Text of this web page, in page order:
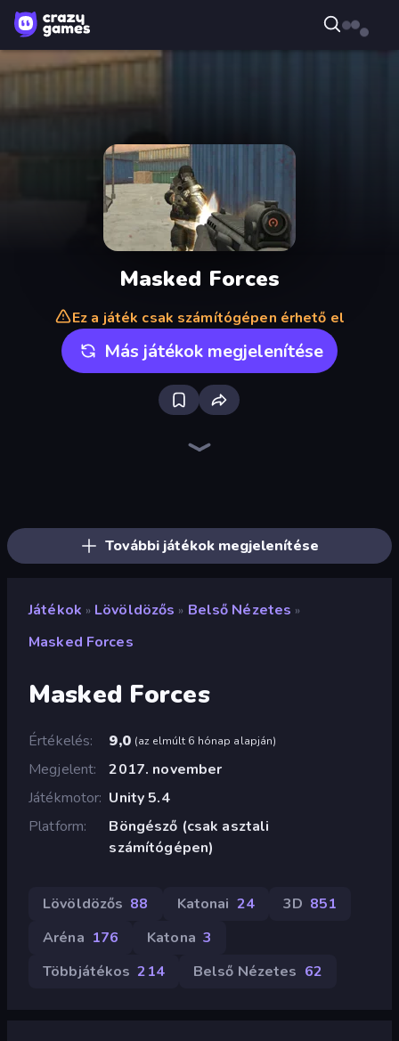
Masked Forces
Ez a játék csak számítógépen érhető el
Más játékok megjelenítése
További játékok megjelenítése
Játékok » Lövöldözős » Belső Nézetes »
Masked Forces
Masked Forces
Értékelés 9,0 (az elmúlt 6 hónap alapján)
Megjelent
2017. november
Játékmotor Unity 5.4
Platform
Böngésző (csak asztali
számítógépen)
Lövöldözős 88 Katonai 24 3D 851
Aréna 176 Katona 3
Többjátékos 214 Belső Nézetes 62